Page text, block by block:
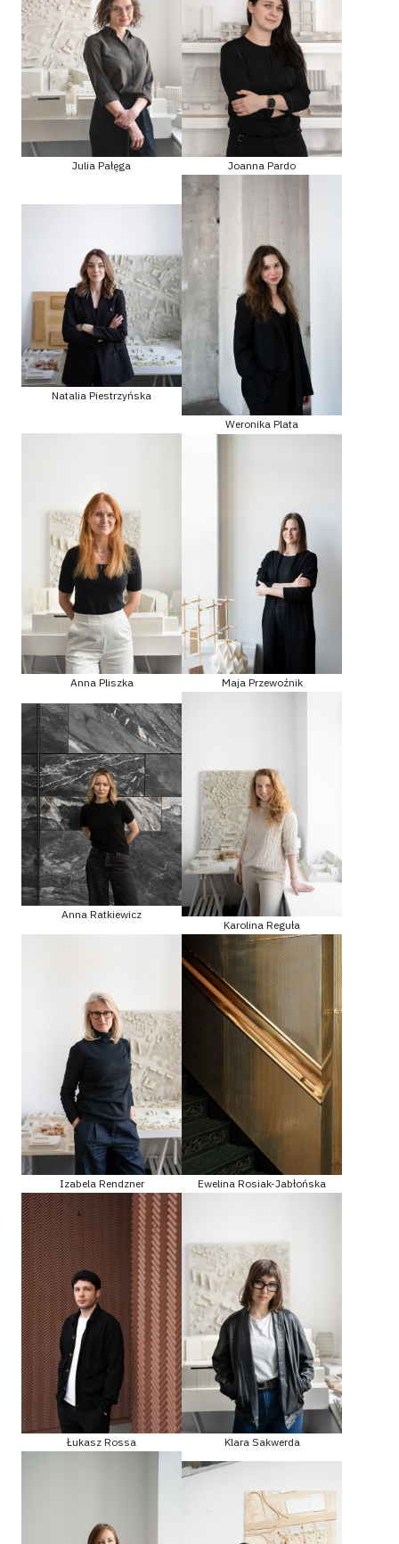
Julia Pałęga Joanna Pardo
Natalia Piestrzyńska
Weronika Plata
Anna Pliszka Maja Przewoźnik
Anna Ratkiewicz
Karolina Reguła
Izabela Rendzner Ewelina Rosiak-Jabłońska
Łukasz Rossa Klara Sakwerda